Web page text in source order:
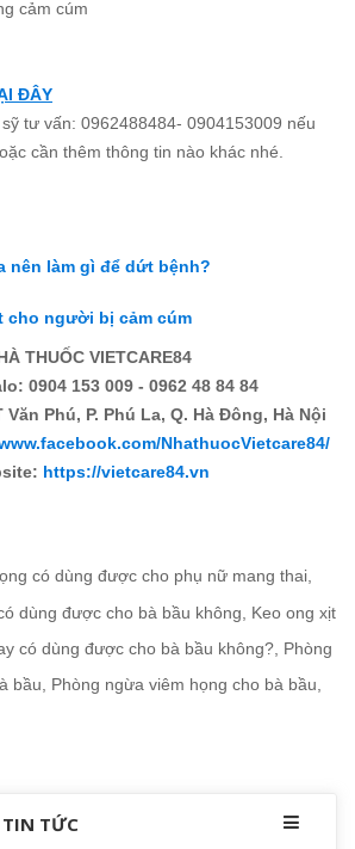
cảm cúm
ĐÂY
tư vấn: 0962488484- 0904153009 nếu
cần thêm thông tin nào khác nhé.
nên làm gì để dứt bệnh?
cho người bị cảm cúm
THUỐC VIETCARE84
0904 153 009 - 0962 48 84 84
Phú, P. Phú La, Q. Hà Đông, Hà Nội
NhathuocVietcare84/
https://vietcare84.vn
có dùng được cho phụ nữ mang thai
dùng được cho bà bầu không
Keo ong xịt
có dùng được cho bà bầu không? Phòng
bầu
Phòng ngừa viêm họng cho bà bầu
TIN TỨC